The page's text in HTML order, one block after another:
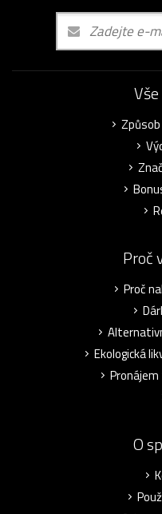
Proč
Proč
Ekologická
O